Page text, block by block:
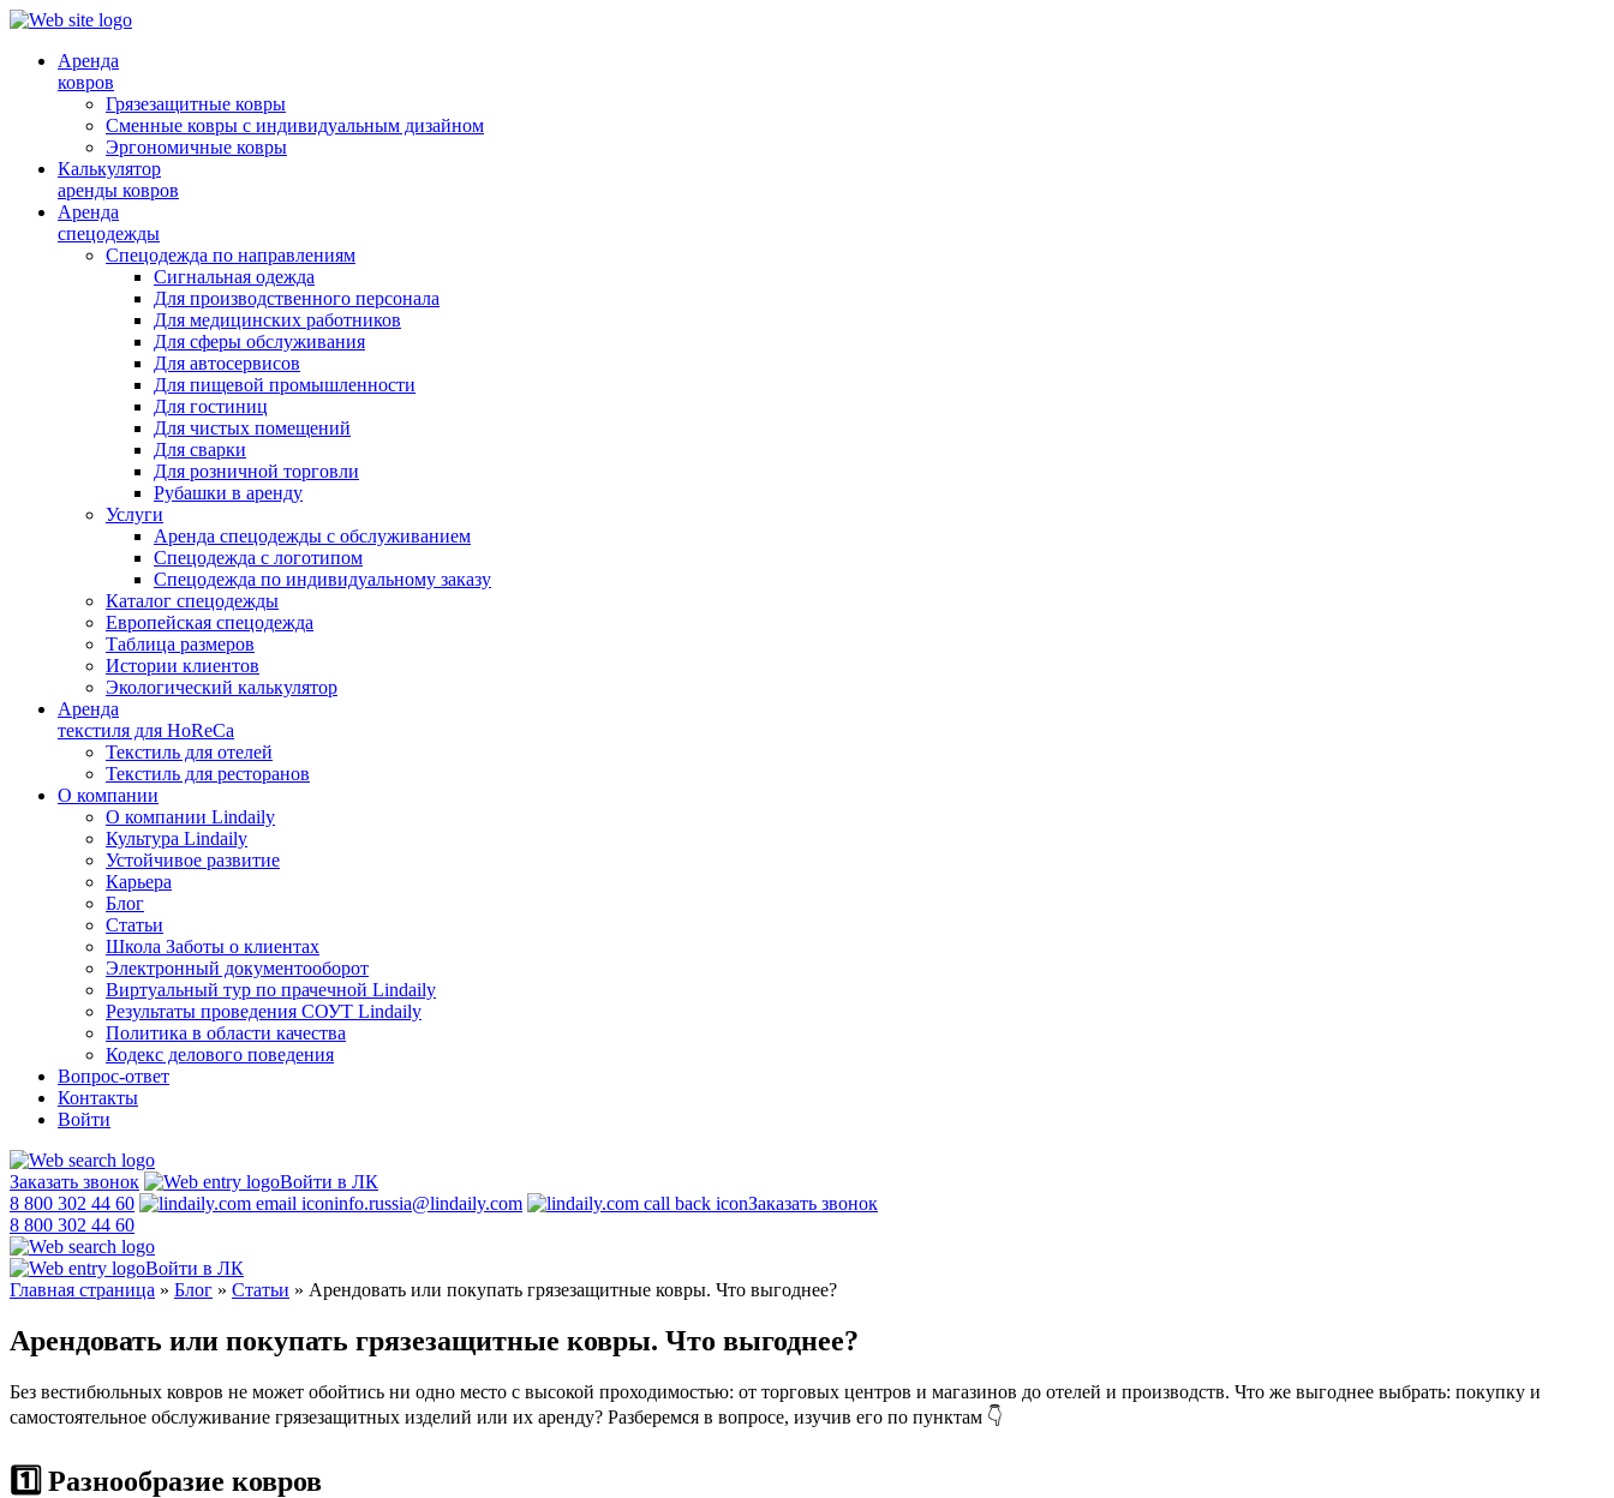
Аренда
ковров
Грязезащитные ковры
Сменные ковры с индивидуальным дизайном
Эргономичные ковры
Калькулятор
аренды ковров
Аренда
спецодежды
Спецодежда по направлениям
Сигнальная одежда
Для производственного персонала
Для медицинских работников
Для сферы обслуживания
Для автосервисов
Для пищевой промышленности
Для гостиниц
Для чистых помещений
Для сварки
Для розничной торговли
Рубашки в аренду
Услуги
Аренда спецодежды с обслуживанием
Спецодежда с логотипом
Спецодежда по индивидуальному заказу
Каталог спецодежды
Европейская спецодежда
Таблица размеров
Истории клиентов
Экологический калькулятор
Аренда
текстиля для HoReCa
Текстиль для отелей
Текстиль для ресторанов
О компании
О компании Lindaily
Культура Lindaily
Устойчивое развитие
Карьера
Блог
Статьи
Школа Заботы о клиентах
Электронный документооборот
Виртуальный тур по прачечной Lindaily
Результаты проведения СОУТ Lindaily
Политика в области качества
Кодекс делового поведения
Вопрос-ответ
Контакты
Войти
Заказать звонок
Войти в ЛК
8 800 302 44 60
info.russia@lindaily.com
Заказать звонок
8 800 302 44 60
Войти в ЛК
Главная страница » Блог » Статьи » Арендовать или покупать грязезащитные ковры. Что выгоднее?
Арендовать или покупать грязезащитные ковры. Что выгоднее?
Без вестибюльных ковров не может обойтись ни одно место с высокой проходимостью: от торговых центров и магазинов до отелей и производств. Что же выгоднее выбрать: покупку и
самостоятельное обслуживание грязезащитных изделий или их аренду? Разберемся в вопросе, изучив его по пунктам 👇
1️⃣ Разнообразие ковров